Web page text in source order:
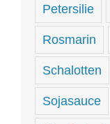
Petersilie
Rosmarin
Schalotten
Sojasauce